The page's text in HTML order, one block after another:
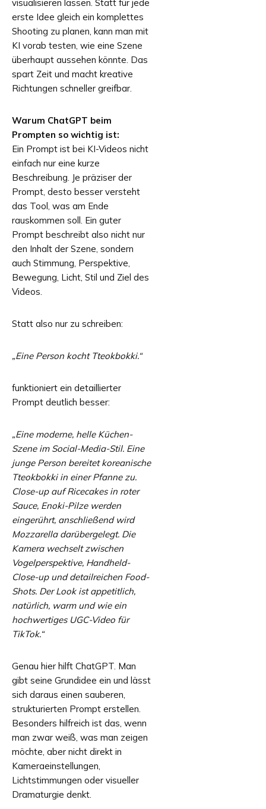
visualisieren lassen. Statt für jede
erste Idee gleich ein komplettes
Shooting zu planen, kann man mit
KI vorab testen, wie eine Szene
überhaupt aussehen könnte. Das
spart Zeit und macht kreative
Richtungen schneller greifbar.
Warum ChatGPT beim
Prompten so wichtig ist:
Ein Prompt ist bei KI-Videos nicht
einfach nur eine kurze
Beschreibung. Je präziser der
Prompt, desto besser versteht
das Tool, was am Ende
rauskommen soll. Ein guter
Prompt beschreibt also nicht nur
den Inhalt der Szene, sondern
auch Stimmung, Perspektive,
Bewegung, Licht, Stil und Ziel des
Videos.
Statt also nur zu schreiben:
„Eine Person kocht Tteokbokki.“
funktioniert ein detaillierter
Prompt deutlich besser:
„Eine moderne, helle Küchen-
Szene im Social-Media-Stil. Eine
junge Person bereitet koreanische
Tteokbokki in einer Pfanne zu.
Close-up auf Ricecakes in roter
Sauce, Enoki-Pilze werden
eingerührt, anschließend wird
Mozzarella darübergelegt. Die
Kamera wechselt zwischen
Vogelperspektive, Handheld-
Close-up und detailreichen Food-
Shots. Der Look ist appetitlich,
natürlich, warm und wie ein
hochwertiges UGC-Video für
TikTok.“
Genau hier hilft ChatGPT. Man
gibt seine Grundidee ein und lässt
sich daraus einen sauberen,
strukturierten Prompt erstellen.
Besonders hilfreich ist das, wenn
man zwar weiß, was man zeigen
möchte, aber nicht direkt in
Kameraeinstellungen,
Lichtstimmungen oder visueller
Dramaturgie denkt.